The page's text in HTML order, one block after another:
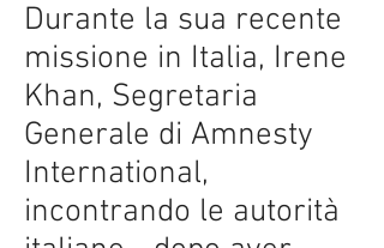
Durante la sua recente
missione in Italia, Irene
Khan, Segretaria
Generale di Amnesty
International,
incontrando le autorità